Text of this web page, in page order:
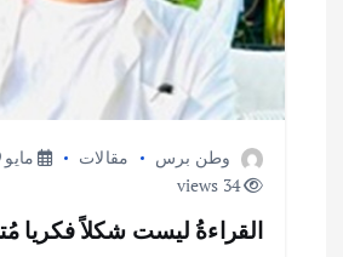
وطن برس مقالات
مايو 9, 2026
34 views
القراءةُ ليست شكلاً فكريا